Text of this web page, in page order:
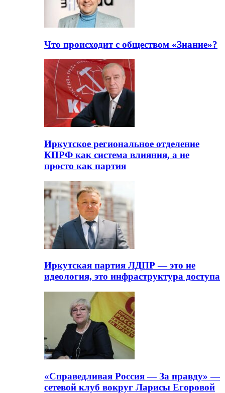
Что происходит с обществом «Знание»?
Иркутское региональное отделение
КПРФ как система влияния, а не
просто как партия
Иркутская партия ЛДПР — это не
идеология, это инфраструктура доступа
«Справедливая Россия — За правду» —
сетевой клуб вокруг Ларисы Егоровой